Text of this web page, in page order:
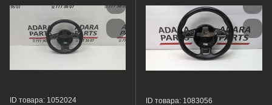
ID товара: 1052024 ID товара: 1083056